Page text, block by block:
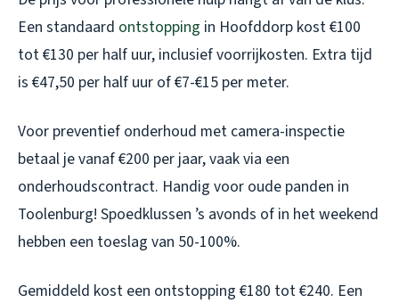
Een standaard ontstopping in Hoofddorp kost €100
tot €130 per half uur, inclusief voorrijkosten. Extra tijd
is €47,50 per half uur of €7-€15 per meter.
Voor preventief onderhoud met camera-inspectie
betaal je vanaf €200 per jaar, vaak via een
onderhoudscontract. Handig voor oude panden in
Toolenburg! Spoedklussen ’s avonds of in het weekend
hebben een toeslag van 50-100%.
Gemiddeld kost een ontstopping €180 tot €240. Een